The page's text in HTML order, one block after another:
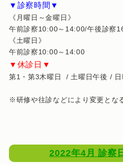
▼診察時間▼
《月曜日～金曜日》
午前診察10:00～14:00/午後診察
《土曜日》
午前診察10:00～14:00
▼休診日▼
第1・第3木曜日 / 土曜日午後 / 日
※研修や往診などにより変更とな
2022年4月 診察